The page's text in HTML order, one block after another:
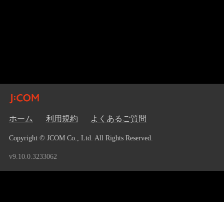
ホーム 利用規約 よくあるご質問
Copyright © JCOM Co., Ltd. All Rights Reserved.
v9.10.0.3233062